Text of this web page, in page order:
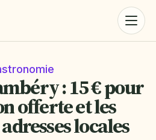
: 15 € pour
offerte et les
locales